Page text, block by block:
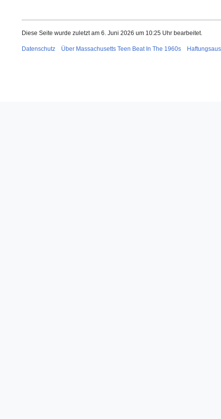
Diese Seite wurde zuletzt am 6. Juni 2026 um 10:25 Uhr bearbeitet.
Datenschutz Über Massachusetts Teen Beat In The 1960s